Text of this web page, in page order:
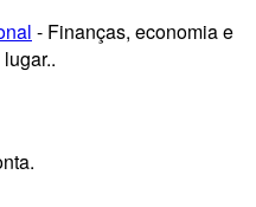
- Finanças, economia e